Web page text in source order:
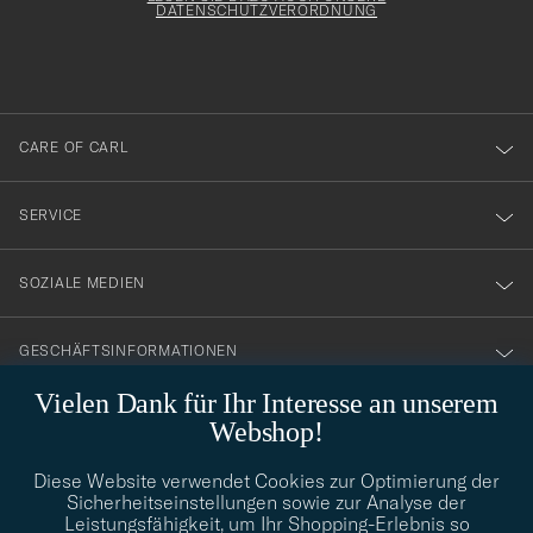
Vielen Dank für Ihr Interesse an unserem
Webshop!
Diese Website verwendet Cookies zur Optimierung der
Sicherheitseinstellungen sowie zur Analyse der
Leistungsfähigkeit, um Ihr Shopping-Erlebnis so
dig
till
vårt
nyhetsbrev!
DATENSCHUTZVERORDNUNG
CARE OF CARL
SERVICE
SOZIALE MEDIEN
GESCHÄFTSINFORMATIONEN
Benötigen Sie Hilfe bei der Suche nach Ihrem persönlichen Stil?
Wenden Sie sich an uns, wir helfen Ihnen gerne weiter!